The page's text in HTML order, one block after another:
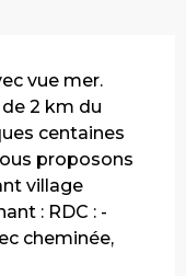
vue mer.
2 km du
centaines
proposons
village
: RDC : -
cheminée,